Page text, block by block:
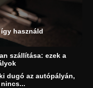
használd
szállítása: ezek a
dugó az autópályán,